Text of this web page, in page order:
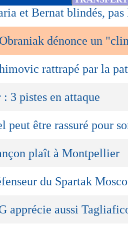
et Bernat blindés, pas
dénonce un
rattrapé par la
: 3 pistes en attaque
peut être rassuré pour
plaît à Montpellier
du Spartak
apprécie aussi